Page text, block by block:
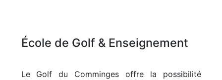
École de Golf & Enseignement
Le Golf du Comminges offre la possibilité